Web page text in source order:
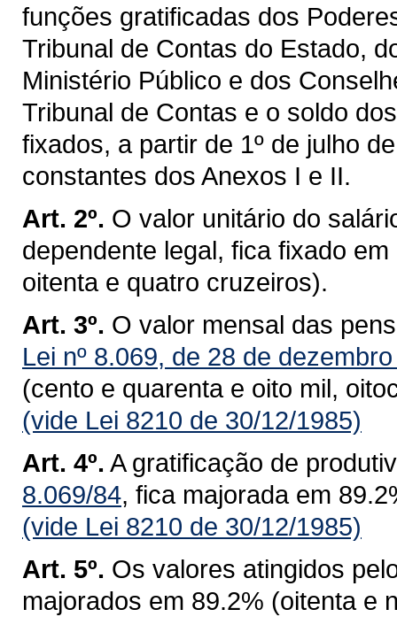
funções gratificadas dos
Tribunal de Contas do Estado,
Ministério Público e dos
Tribunal de Contas e o soldo
fixados, a partir de 1º de julho
constantes dos Anexos I e II.
Art. 2º. O valor unitário do
dependente legal, fica fixado
oitenta e quatro cruzeiros).
Art. 3º. O valor mensal das
Lei nº 8.069, de 28 de
(cento e quarenta e oito mil,
(vide Lei 8210 de 30/12/1985)
Art. 4º. A gratificação de
8.069/84, fica majorada em
(vide Lei 8210 de 30/12/1985)
Art. 5º. Os valores atingidos
majorados em 89.2% (oitenta e